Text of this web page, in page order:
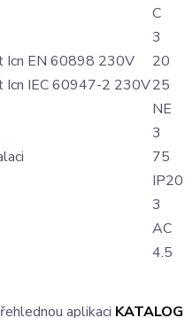
C
3
Icn EN 60898 230V
20
Icn IEC 60947-2 230V25
NE
3
75
IP20
3
AC
4.5
aplikaci